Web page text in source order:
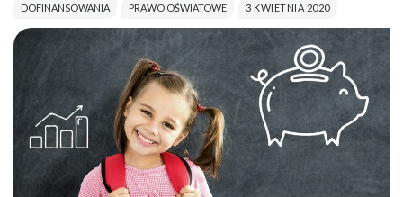
DOFINANSOWANIA PRAWO OŚWIATOWE 3 KWIETNIA 2020